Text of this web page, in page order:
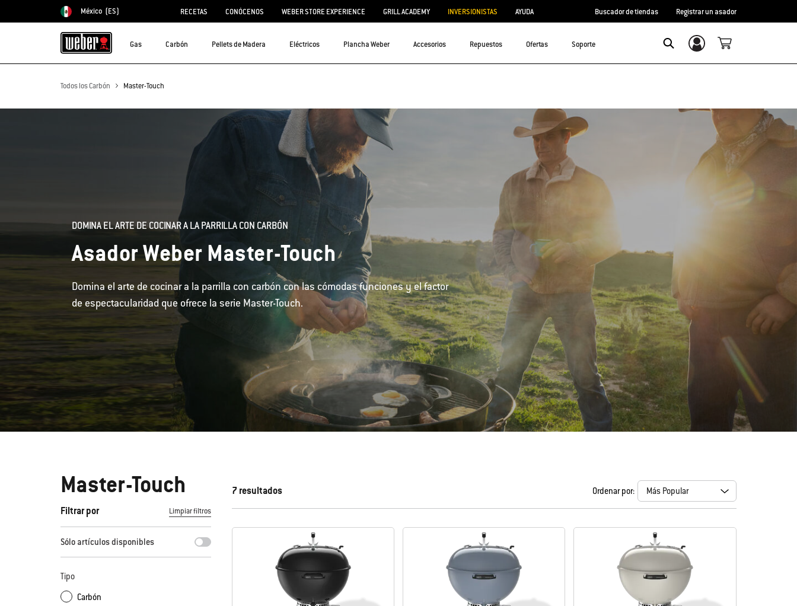
Elegir país
México (ES) RECETAS CONÓCENOS WEBER STORE EXPERIENCE GRILL ACADEMY INVERSIONISTAS AYUDA Buscador de tiendas Registrar un asador
Gas Carbón Pellets de Madera Eléctricos Plancha Weber Accesorios Repuestos Ofertas Soporte Inicio de sesión/registro
Todos los Carbón Master-Touch
DOMINA EL ARTE DE COCINAR A LA PARRILLA CON CARBÓN
Asador Weber Master-Touch
Domina el arte de cocinar a la parrilla con carbón con las cómodas funciones y el factor
de espectacularidad que ofrece la serie Master-Touch.
Master-Touch
Filtrar por
Al seleccionar cualquiera de los filtros, la página se actualizará con nuevos resultados.
Limpiar filtros
Sólo artículos disponibles
Tipo
Carbón
7 resultados Ordenar por: